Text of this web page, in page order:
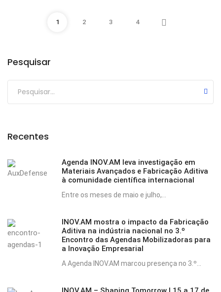
1 2 3 4
Pesquisar
Recentes
Agenda INOV.AM leva investigação em
Materiais Avançados e Fabricação Aditiva
à comunidade científica internacional
Entre os meses de maio e julho,...
INOV.AM mostra o impacto da Fabricação
Aditiva na indústria nacional no 3.º
Encontro das Agendas Mobilizadoras para
a Inovação Empresarial
A Agenda INOV.AM marcou presença no 3.º...